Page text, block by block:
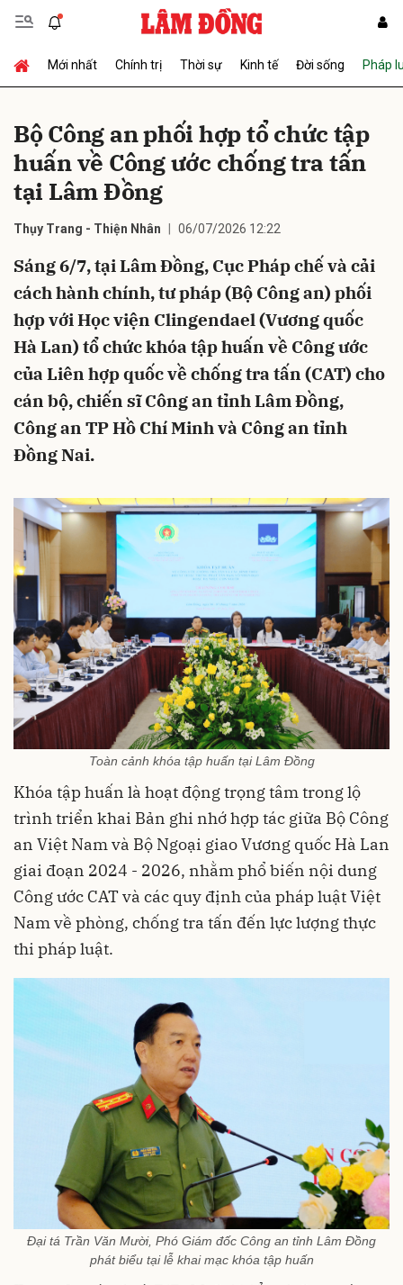
Mới nhất Chính trị Thời sự Kinh tế Đời sống Pháp
Bộ Công an phối hợp tổ chức tập
huấn về Công ước chống tra tấn
tại Lâm Đồng
Thụy Trang - Thiện Nhân 06/07/2026 12:22
Sáng 6/7, tại Lâm Đồng, Cục Pháp chế và cải
cách hành chính, tư pháp (Bộ Công an) phối
hợp với Học viện Clingendael (Vương quốc
Hà Lan) tổ chức khóa tập huấn về Công ước
của Liên hợp quốc về chống tra tấn (CAT) cho
cán bộ, chiến sĩ Công an tỉnh Lâm Đồng,
Công an TP Hồ Chí Minh và Công an tỉnh
Đồng Nai.
Toàn cảnh khóa tập huấn tại Lâm Đồng
Khóa tập huấn là hoạt động trọng tâm trong lộ
trình triển khai Bản ghi nhớ hợp tác giữa Bộ Công
an Việt Nam và Bộ Ngoại giao Vương quốc Hà Lan
giai đoạn 2024 - 2026, nhằm phổ biến nội dung
Công ước CAT và các quy định của pháp luật Việt
Nam về phòng, chống tra tấn đến lực lượng thực
thi pháp luật.
Đại tá Trần Văn Mười, Phó Giám đốc Công an tỉnh Lâm Đồng
phát biểu tại lễ khai mạc khóa tập huấn
Gửi bình luận
Hủy Gửi